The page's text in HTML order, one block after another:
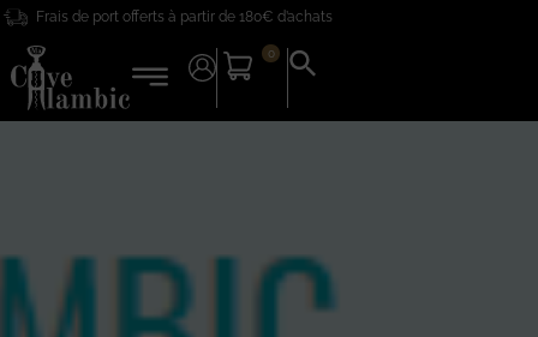
principal
Frais de port offerts à partir de 180€ d’achats
0
Search
for: